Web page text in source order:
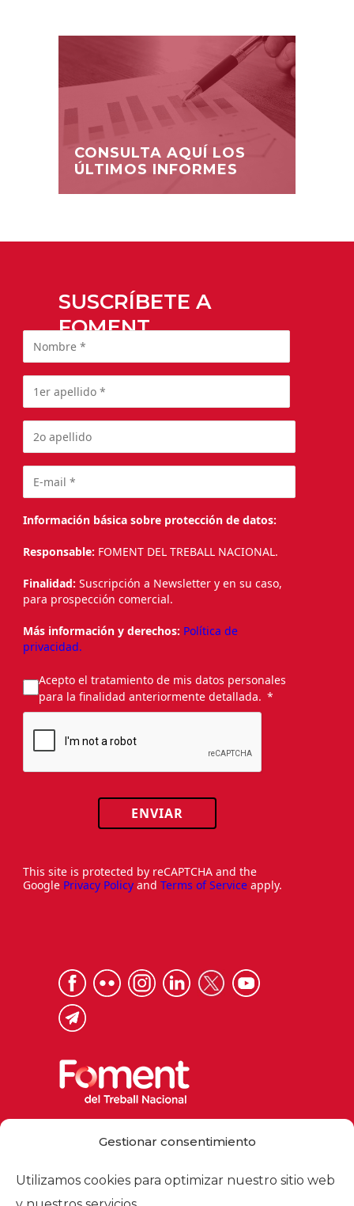
Gestionar consentimiento
Utilizamos cookies para optimizar nuestro sitio web
CONSULTA AQUÍ LOS
ÚLTIMOS INFORMES
SUSCRÍBETE A
FOMENT
Información básica sobre protección de datos:
Responsable: FOMENT DEL TREBALL NACIONAL.
Finalidad: Suscripción a Newsletter y en su caso,
para prospección comercial.
Más información y derechos: Política de
privacidad.
Acepto el tratamiento de mis datos personales
para la finalidad anteriormente detallada.
ENVIAR
This site is protected by reCAPTCHA and the
Google Privacy Policy and Terms of Service apply.
foment@foment.com